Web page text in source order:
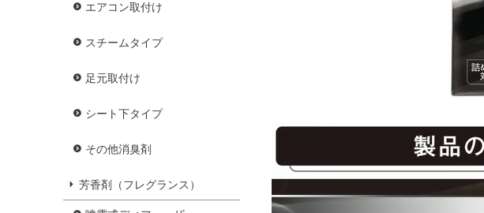
エアコン取付け
スチームタイプ
足元取付け
シート下タイプ
その他消臭剤
芳香剤（フレグランス）